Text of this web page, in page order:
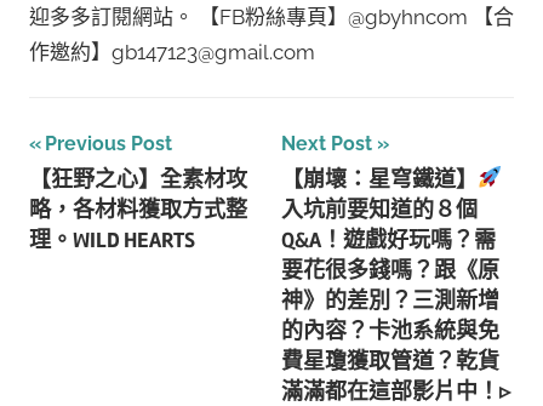
迎多多訂閱網站。 【FB粉絲專頁】@gbyhncom 【合
作邀約】gb147123@gmail.com
文
章
導
Previous Post
【狂野之心】全素材攻
略，各材料獲取方式整
理。WILD HEARTS
Next Post
【崩壞：星穹鐵道】
入坑前要知道的８個
Q&A！遊戲好玩嗎？需
要花很多錢嗎？跟《原
神》的差別？三測新增
的內容？卡池系統與免
費星瓊獲取管道？乾貨
滿滿都在這部影片中！▹